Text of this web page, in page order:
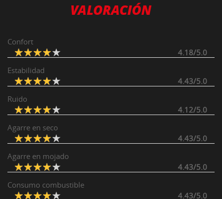
VALORACIÓN
Confort
4.18/5.0
Estabilidad
4.43/5.0
Ruido
4.12/5.0
Agarre en seco
4.43/5.0
Agarre en mojado
4.43/5.0
Consumo combustible
4.43/5.0